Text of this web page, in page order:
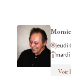
jeudi
Voir